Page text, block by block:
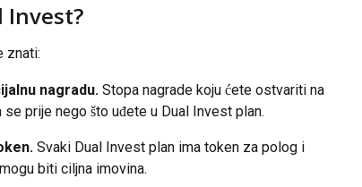
Invest?
znati:
nagradu. Stopa nagrade koju ćete ostvariti na
prije nego što uđete u Dual Invest plan.
Svaki Dual Invest plan ima token za polog i
biti ciljna imovina.